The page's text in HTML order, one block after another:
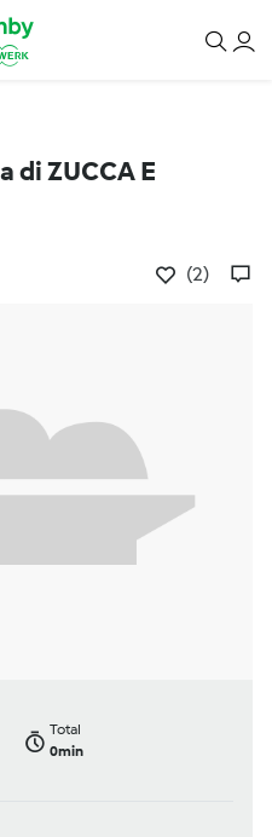
di ZUCCA E
(2)
Total
0min